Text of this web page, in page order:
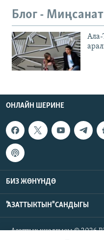
Блог - Миңсанат
Ала-
ОНЛАЙН ШЕРИНЕ
БИЗ ЖӨНҮНДӨ
"АЗАТТЫКТЫН" САНДЫГЫ
Азаттык үналгысы © 2026